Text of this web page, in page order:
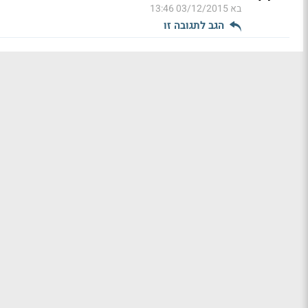
בא03/12/2015 13:46
הגב לתגובה זו